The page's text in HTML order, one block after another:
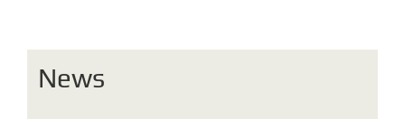
News